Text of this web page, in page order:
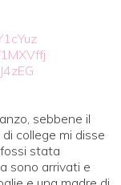
sebbene il
college mi disse
stata
sono arrivati e